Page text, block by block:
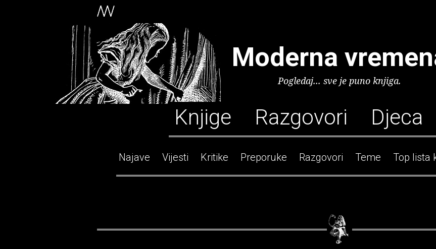
Moderna
Pogledaj... sve je puno knjiga.
Knjige Razgovori Djeca
Najave Vijesti Kritike Preporuke Razgovori Teme Top lista